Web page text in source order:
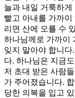
늘과 내일 거룩하
빨고 아내를 가까
리면 산에 오를 수
하나님께로 가까이
잊지 말아야 합니다
다. 하나님은 지금
저 초대 받은 사람
가 주어졌습니다.
당한 의복을 입고